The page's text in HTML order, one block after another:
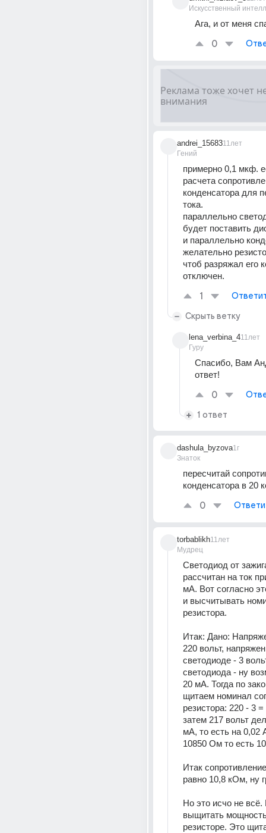
Искусственный
Ага, и от меня
0
andrei_15683
Гений
11лет
примерно 0,1 мкф.
расчета
конденсатора для
тока.
параллельно
будет поставить
и параллельно
желательно
чтоб разряжал его
отключен.
1
Скрыть ветку
lena_verbina_4
Гуру
11лет
Спасибо, Вам
ответ!
0
1 ответ
dashula_byzova
Знаток
1г
пересчитай
конденсатора в 20
0
torbablikh
Мудрец
11лет
Светодиод от
рассчитан на ток
мА. Вот согласно
и высчитывать
резистора.
Итак: Дано:
220 вольт,
светодиоде - 3
светодиода - ну
20 мА. Тогда по
щитаем номинал
резистора: 220 - 3
затем 217 вольт
мА, то есть на 0,02
10850 Ом то есть
Итак
равно 10,8 кОм, ну
Но это исчо не
выщитать
резисторе. Это